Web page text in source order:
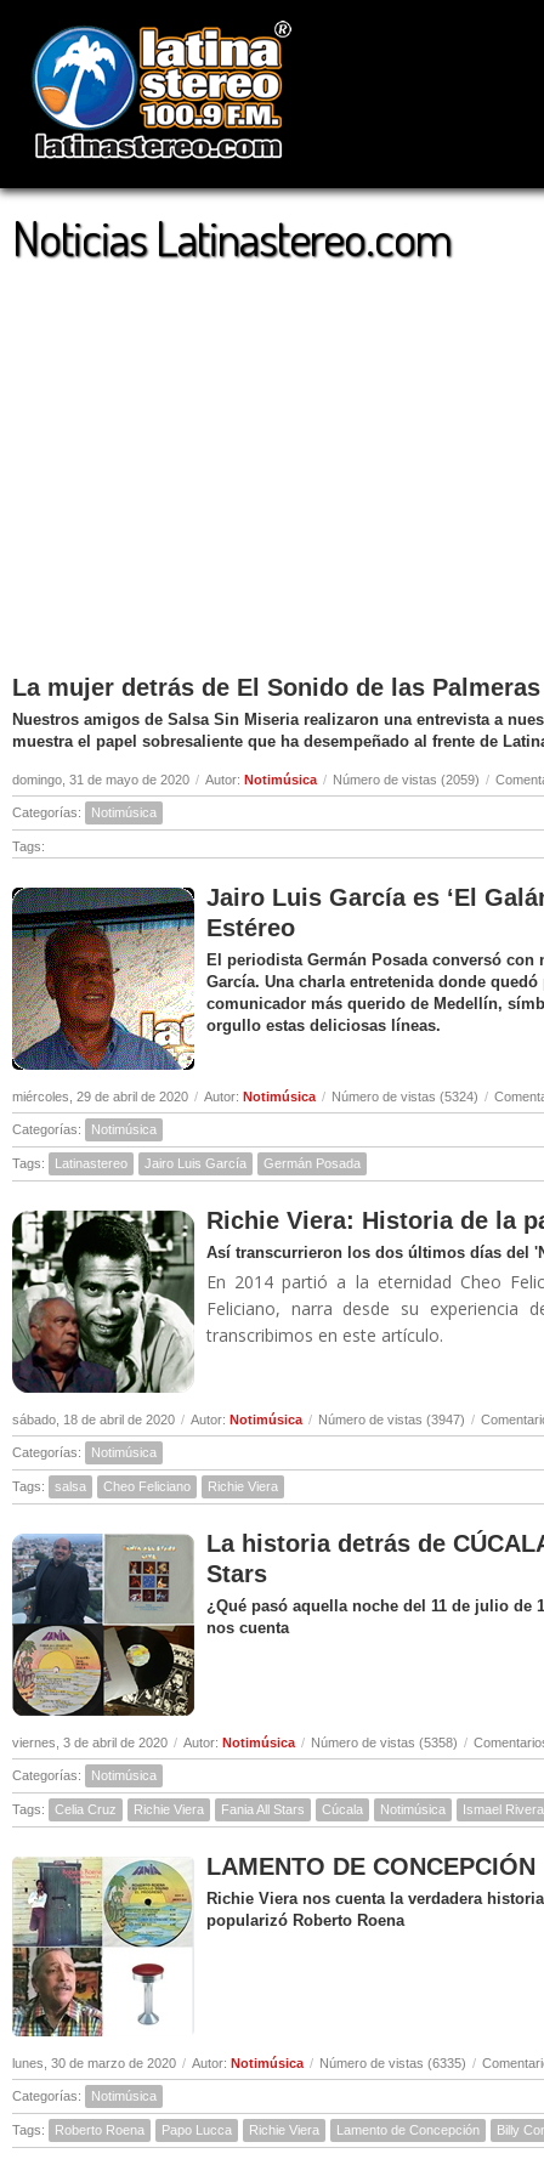
Noticias Latinastereo.com
La mujer detrás de El Sonido de las Palmeras
Nuestros amigos de Salsa Sin Miseria realizaron una entrevista a
muestra el papel sobresaliente que ha desempeñado al frente de
domingo, 31 de mayo de 2020 / Autor: Notimúsica / Número de vistas (2059) /
Categorías: Notimúsica
Tags:
Jairo Luis García es ‘El
Estéreo
El periodista Germán Posada conversó
García. Una charla entretenida donde
comunicador más querido de Medellín,
orgullo estas deliciosas líneas.
miércoles, 29 de abril de 2020 / Autor: Notimúsica / Número de vistas (5324) /
Categorías: Notimúsica
Tags: Latinastereo Jairo Luis García Germán Posada
Richie Viera: Historia de la
Así transcurrieron los dos últimos días del
En 2014 partió a la eternidad Cheo
Feliciano, narra desde su experiencia
transcribimos en este artículo.
sábado, 18 de abril de 2020 / Autor: Notimúsica / Número de vistas (3947) /
Categorías: Notimúsica
Tags: salsa Cheo Feliciano Richie Viera
La historia detrás de
Stars
¿Qué pasó aquella noche del 11 de julio de
nos cuenta
viernes, 3 de abril de 2020 / Autor: Notimúsica / Número de vistas (5358) /
Categorías: Notimúsica
Tags: Celia Cruz Richie Viera Fania All Stars Cúcala Notimúsica Ismael Rivera
LAMENTO DE
Richie Viera nos cuenta la verdadera
popularizó Roberto Roena
lunes, 30 de marzo de 2020 / Autor: Notimúsica / Número de vistas (6335) /
Categorías: Notimúsica
Tags: Roberto Roena Papo Lucca Richie Viera Lamento de Concepción Billy